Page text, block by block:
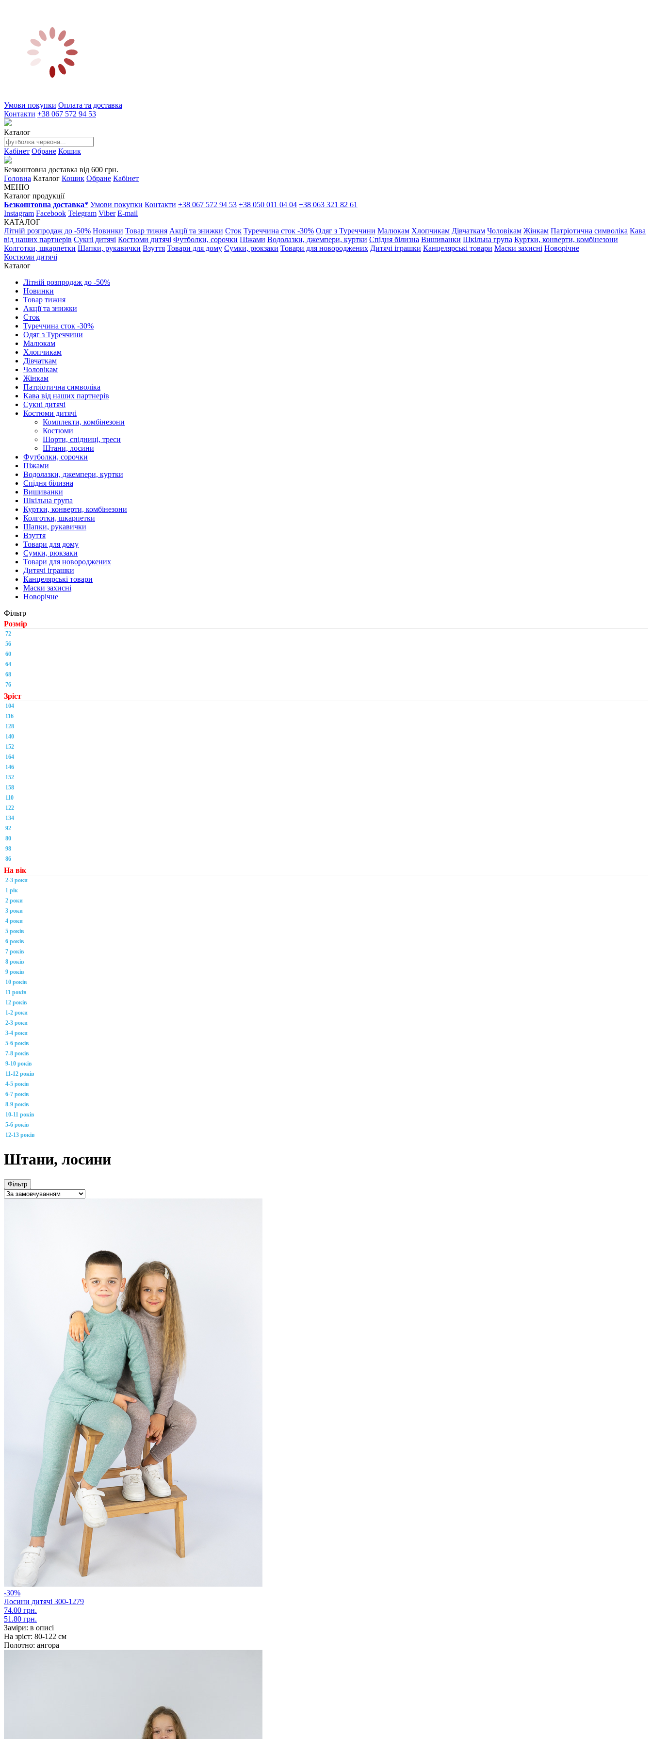
Умови покупки Оплата та доставка
Контакти +38 067 572 94 53
Каталог
Кабінет Обране Кошик
Безкоштовна доставка від 600 грн.
Головна Каталог Кошик Обране Кабінет
МЕНЮ
Каталог продукції
Безкоштовна доставка* Умови покупки Контакти +38 067 572 94 53 +38 050 011 04 04 +38 063 321 82 61
Instagram Facebook Telegram Viber E-mail
КАТАЛОГ
Літній розпродаж до -50% Новинки Товар тижня Акції та знижки Сток Туреччина сток -30% Одяг з Туреччини Малюкам Хлопчикам Дівчаткам Чоловікам Жінкам Патріотична символіка Кава
від наших партнерів Сукні дитячі Костюми дитячі Футболки, сорочки Піжами Водолазки, джемпери, куртки Спідня білизна Вишиванки Шкільна група Куртки, конверти, комбінезони
Колготки, шкарпетки Шапки, рукавички Взуття Товари для дому Сумки, рюкзаки Товари для новороджених Дитячі іграшки Канцелярські товари Маски захисні Новорічне
Костюми дитячі
Каталог
Літній розпродаж до -50%
Новинки
Товар тижня
Акції та знижки
Сток
Туреччина сток -30%
Одяг з Туреччини
Малюкам
Хлопчикам
Дівчаткам
Чоловікам
Жінкам
Патріотична символіка
Кава від наших партнерів
Сукні дитячі
Костюми дитячі
Комплекти, комбінезони
Костюми
Шорти, спідниці, треси
Штани, лосини
Футболки, сорочки
Піжами
Водолазки, джемпери, куртки
Спідня білизна
Вишиванки
Шкільна група
Куртки, конверти, комбінезони
Колготки, шкарпетки
Шапки, рукавички
Взуття
Товари для дому
Сумки, рюкзаки
Товари для новороджених
Дитячі іграшки
Канцелярські товари
Маски захисні
Новорічне
Фільтр
Розмір
72
56
60
64
68
76
Зріст
104
116
128
140
152
164
146
152
158
110
122
134
92
80
98
86
На вік
2-3 роки
1 рік
2 роки
3 роки
4 роки
5 років
6 років
7 років
8 років
9 років
10 років
11 років
12 років
1-2 роки
2-3 роки
3-4 роки
5-6 років
7-8 років
9-10 років
11-12 років
4-5 років
6-7 років
8-9 років
10-11 років
5-6 років
12-13 років
Штани, лосини
Фільтр
-30%
Лосини дитячі 300-1279
74.00 грн.
51.80 грн.
Заміри: в описі
На зріст: 80-122 см
Полотно: ангора